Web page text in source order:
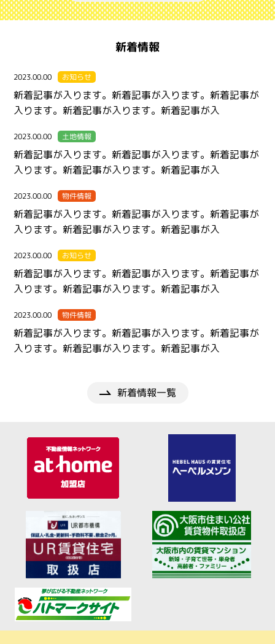
新着情報
2023.00.00 お知らせ
新着記事が入ります。新着記事が入ります。新着記事が
入ります。新着記事が入ります。新着記事が入
2023.00.00 土地情報
新着記事が入ります。新着記事が入ります。新着記事が
入ります。新着記事が入ります。新着記事が入
2023.00.00 物件情報
新着記事が入ります。新着記事が入ります。新着記事が
入ります。新着記事が入ります。新着記事が入
2023.00.00 お知らせ
新着記事が入ります。新着記事が入ります。新着記事が
入ります。新着記事が入ります。新着記事が入
2023.00.00 物件情報
新着記事が入ります。新着記事が入ります。新着記事が
入ります。新着記事が入ります。新着記事が入
新着情報一覧